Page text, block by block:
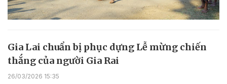
Gia Lai chuẩn bị phục dựng Lễ mừng chiến
thắng của người Gia Rai
26/03/2026 15:35